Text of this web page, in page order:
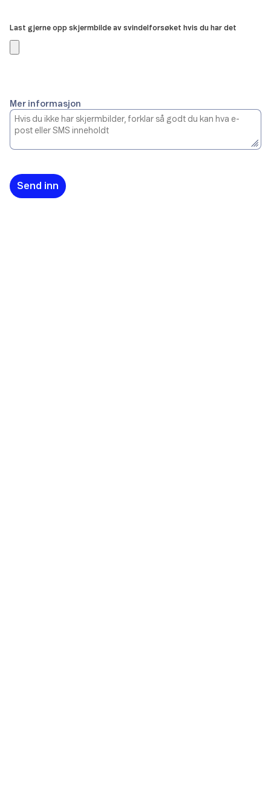
Last gjerne opp skjermbilde av svindelforsøket hvis du har det
Mer informasjon
Send inn